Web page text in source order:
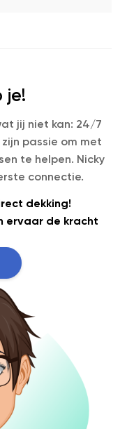
je!
jij niet kan: 24/7
passie om met
te helpen. Nicky
connectie.
dekking!
ervaar de kracht